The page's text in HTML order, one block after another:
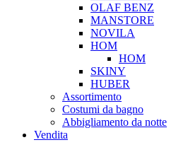
OLAF BENZ
MANSTORE
NOVILA
HOM
HOM
SKINY
HUBER
Assortimento
Costumi da bagno
Abbigliamento da notte
Vendita